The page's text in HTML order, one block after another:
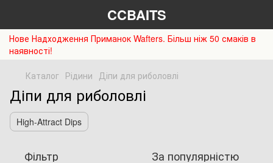
CCBAITS
Нове Надходження Приманок Wafters. Більш ніж 50 смаків в
наявності!
Каталог Рідини Діпи для риболовлі
Діпи для риболовлі
High-Attract Dips
Фільтр За популярністю